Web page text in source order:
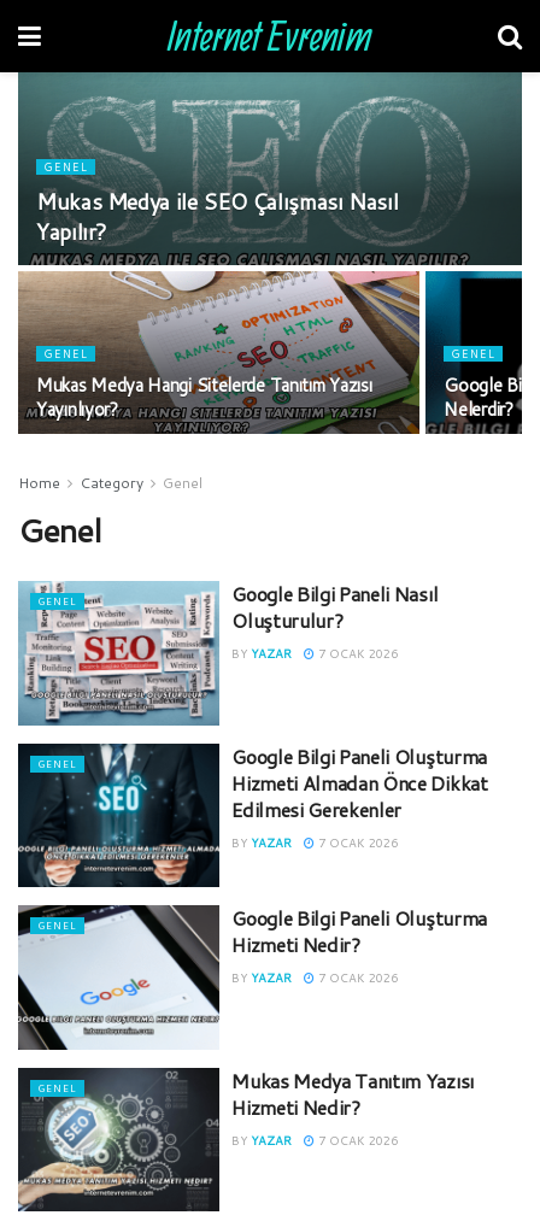
Internet Evrenim
GENEL
Mukas Medya ile SEO Çalışması Nasıl
Yapılır?
GENEL
Mukas Medya Hangi Sitelerde Tanıtım Yazısı
Yayınlıyor?
GENEL
Google
Nelerdir?
Home Category Genel
Genel
GENEL
Google Bilgi Paneli Nasıl
Oluşturulur?
BY YAZAR 7 OCAK 2026
GENEL
Google Bilgi Paneli Oluşturma
Hizmeti Almadan Önce Dikkat
Edilmesi Gerekenler
BY YAZAR 7 OCAK 2026
GENEL
Google Bilgi Paneli Oluşturma
Hizmeti Nedir?
BY YAZAR 7 OCAK 2026
GENEL
Mukas Medya Tanıtım Yazısı
Hizmeti Nedir?
BY YAZAR 7 OCAK 2026